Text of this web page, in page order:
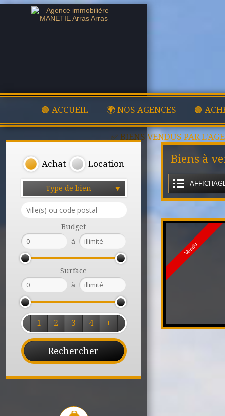
🟢 ACCUEIL 🌍 NOS AGENCES 🟢
✅ BIENS VENDUS PAR
Achat Location
Type de bien
Budget
à
Surface
à
1 2 3 4 +
Biens à
Vendu